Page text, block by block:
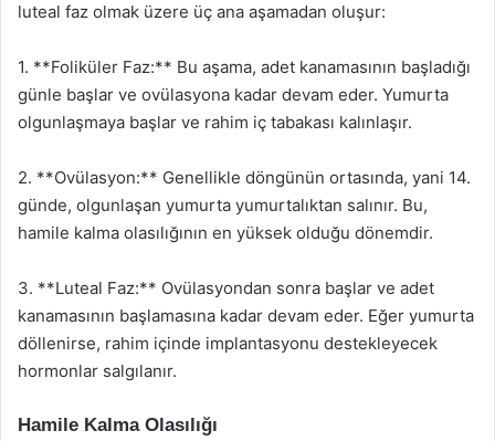
luteal faz olmak üzere üç ana aşamadan oluşur:
1. **Foliküler Faz:** Bu aşama, adet kanamasının başladığı
günle başlar ve ovülasyona kadar devam eder. Yumurta
olgunlaşmaya başlar ve rahim iç tabakası kalınlaşır.
2. **Ovülasyon:** Genellikle döngünün ortasında, yani 14.
günde, olgunlaşan yumurta yumurtalıktan salınır. Bu,
hamile kalma olasılığının en yüksek olduğu dönemdir.
3. **Luteal Faz:** Ovülasyondan sonra başlar ve adet
kanamasının başlamasına kadar devam eder. Eğer yumurta
döllenirse, rahim içinde implantasyonu destekleyecek
hormonlar salgılanır.
Hamile Kalma Olasılığı